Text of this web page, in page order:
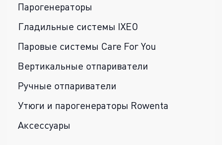
Парогенераторы
Гладильные системы IXEO
Паровые системы Care For You
Вертикальные отпариватели
Ручные отпариватели
Утюги и парогенераторы Rowenta
Аксессуары